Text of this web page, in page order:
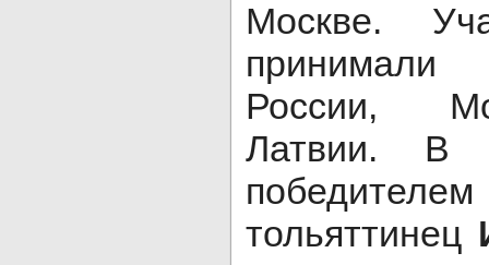
Москве.
России,
Латвии. В
тольяттинец